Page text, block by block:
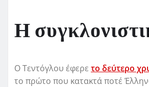
Η
Ο Τεντόγλου έφερε το δεύτερο
το πρώτο που κατακτά ποτέ